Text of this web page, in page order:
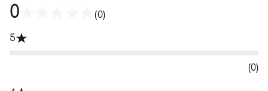
0 (0)
5
(0)